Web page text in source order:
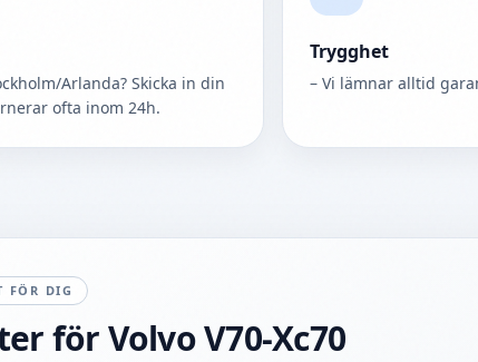
Arlanda? Skicka in din
ofta inom 24h.
Trygghet
– Vi lämnar alltid
FÖR DIG
förVolvo V70-Xc70